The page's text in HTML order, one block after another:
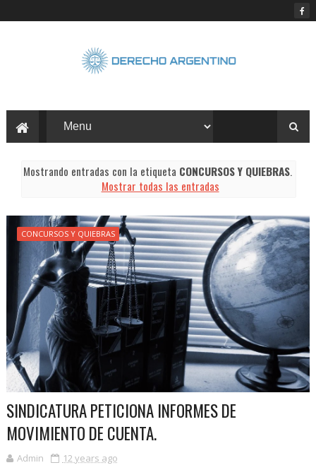
Mostrando entradas con la etiqueta CONCURSOS Y QUIEBRAS.
Mostrar todas las entradas
CONCURSOS Y QUIEBRAS
SINDICATURA PETICIONA INFORMES DE
MOVIMIENTO DE CUENTA.
Admin
12 years ago